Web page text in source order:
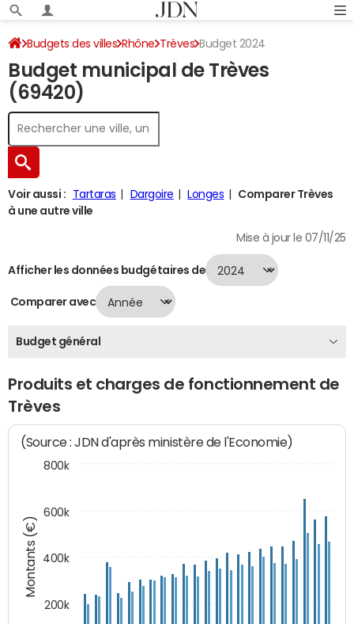
Budgets des villes Rhône Trèves Budget 2024
Budget municipal de Trèves
(69420)
Voir aussi : Tartaras Dargoire Longes
Comparer Trèves
à une autre ville
Mise à jour le 07/11/25
Afficher les données budgétaires de
Comparer avec
Budget général
Produits et charges de fonctionnement de
Trèves
Montants (€)
(Source : JDN d'après ministère de l'Economie)
200k
400k
600k
800k